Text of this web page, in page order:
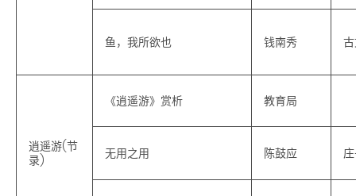
鱼，我所欲也 钱南秀
逍遥游(节
录)
《逍遥游》赏析 教育局
无用之用 陈鼓应